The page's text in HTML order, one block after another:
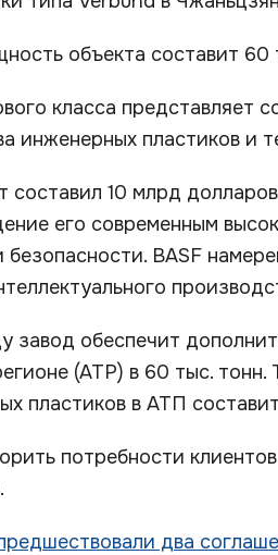
объекта составит 60
класса представляет
инженерных пластиков и
составил 10 млрд
его современным
BASF
завод обеспечит
(АТР) в 60 тыс.
пластиков в АТП
потребности
два